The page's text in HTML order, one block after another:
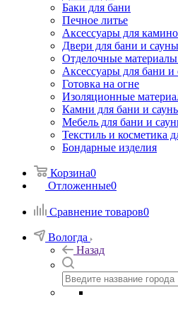
Баки для бани
Печное литье
Аксессуары для
Двери для бани и сауны
Отделочные
Аксессуары для бани и
Готовка на огне
Изоляционные
Камни для бани и
Мебель для бани и
Текстиль и косметика
Бондарные изделия
Корзина0
Отложенные0
Сравнение товаров0
Вологда
Назад